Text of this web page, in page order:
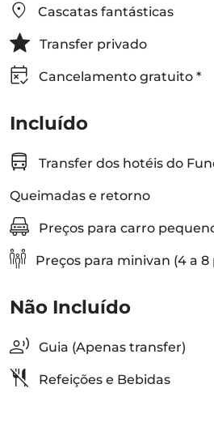
Cascatas fantásticas
Transfer privado
Cancelamento gratuito *
Incluído
Transfer dos hotéis do
Queimadas e retorno
Preços para carro
Preços para minivan (4 a 8
Não Incluído
Guia (Apenas transfer)
Refeições e Bebidas